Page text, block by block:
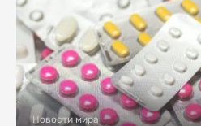
Новости мира